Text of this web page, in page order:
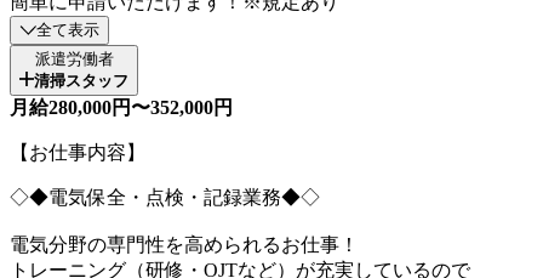
全て表示
派遣労働者
清掃スタッフ
月給280,000円〜352,000円
【お仕事内容】
◇◆電気保全・点検・記録業務◆◇
電気分野の専門性を高められるお仕事！
トレーニング（研修・OJTなど）が充実しているので